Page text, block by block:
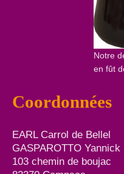
Notre
en fût
Coordonnées
EARL Carrol de Bellel
GASPAROTTO Yannick
103 chemin de boujac